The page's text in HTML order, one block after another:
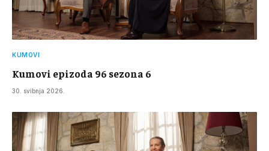
KUMOVI
Kumovi epizoda 96 sezona 6
30. svibnja 2026.